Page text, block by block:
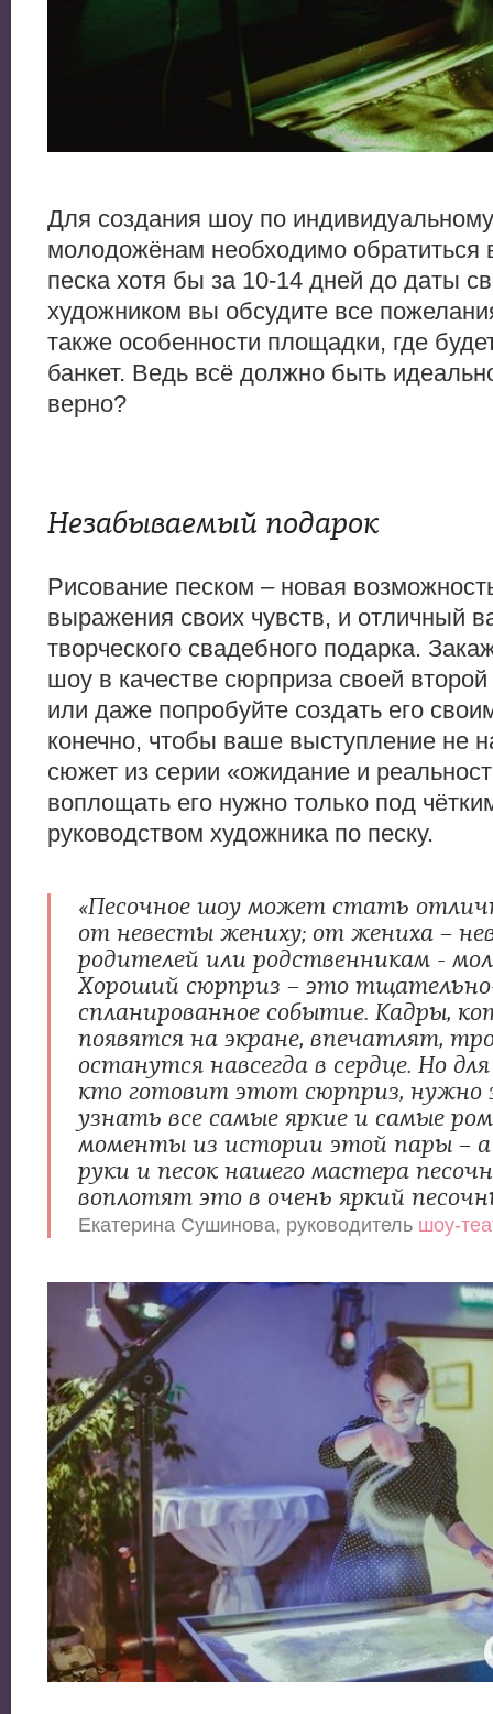
Для создания шоу по
молодожёнам необходимо обратиться
песка хотя бы за 10-14 дней до даты
художником вы обсудите все
также особенности площадки, где
банкет. Ведь всё должно быть
верно?
Незабываемый подарок
Рисование песком – новая
выражения своих чувств, и отличный
творческого свадебного подарка.
шоу в качестве сюрприза своей
или даже попробуйте создать его
конечно, чтобы ваше выступление не
сюжет из серии «ожидание и
воплощать его нужно только под
руководством художника по песку.
«Песочное шоу может стать
от невесты жениху; от жениха –
родителей или родственникам -
Хороший сюрприз – это
спланированное событие. Кадры,
появятся на экране, впечатлят,
останутся навсегда в сердце. Но
кто готовит этот сюрприз, нужно
узнать все самые яркие и самые
моменты из истории этой пары –
руки и песок нашего мастера
воплотят это в очень яркий
Екатерина Сушинова, руководитель шоу-